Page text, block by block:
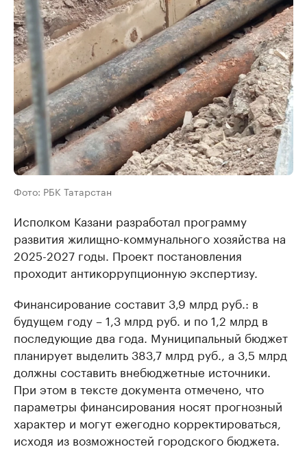
Фото: РБК Татарстан
Исполком Казани разработал программу
развития жилищно-коммунального хозяйства на
2025-2027 годы. Проект постановления
проходит антикоррупционную экспертизу.
Финансирование составит 3,9 млрд руб.: в
будущем году – 1,3 млрд руб. и по 1,2 млрд в
последующие два года. Муниципальный бюджет
планирует выделить 383,7 млрд руб., а 3,5 млрд
должны составить внебюджетные источники.
При этом в тексте документа отмечено, что
параметры финансирования носят прогнозный
характер и могут ежегодно корректироваться,
исходя из возможностей городского бюджета.